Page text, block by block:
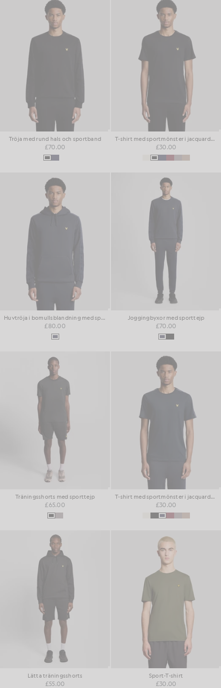
Tröja med rund hals och sportband
£70.00
T-shirt med sportmönster i jacquardväv
£30.00
Huvtröja i bomullsblandning med sportmönster
£80.00
Joggingbyxor med sporttejp
£70.00
Träningsshorts med sporttejp
£65.00
T-shirt med sportmönster i jacquardväv
£30.00
Lätta träningsshorts
£55.00
Sport-T-shirt
£30.00